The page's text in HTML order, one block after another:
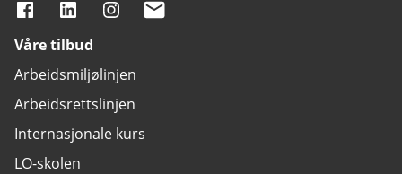
Våre tilbud
Arbeidsmiljølinjen
Arbeidsrettslinjen
Internasjonale kurs
LO-skolen